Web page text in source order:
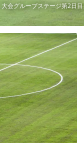
会グループステージ第2日目